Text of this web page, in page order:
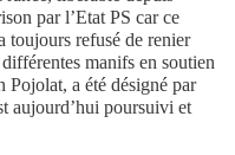
par l’Etat PS car ce
toujours refusé de renier
manifs en soutien
a été désigné par
aujourd’hui poursuivi et